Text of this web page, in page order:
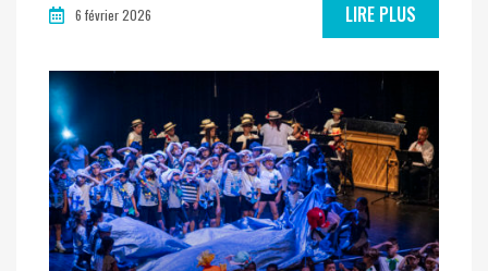
6 février 2026 LIRE PLUS